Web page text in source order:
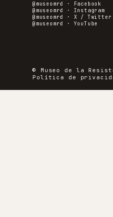
@museomrd ·
Facebook
@museomrd · Instagram
@museomrd · X / Twitter
@museomrd · YouTube
© Museo de la
Política de